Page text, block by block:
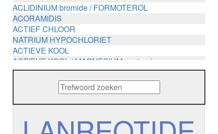
ACLIDINIUM bromide / FORMOTEROL
ACORAMIDIS
ACTIEF CHLOOR
NATRIUM HYPOCHLORIET
ACTIEVE KOOL
ACTIEVE KOOL / MAGNESIUM zouten /
METHENAMINE
ADALIMUMAB
ADAPALEEN
ADAPALEEN / BENZOYLPEROXIDE
ADENOSINE